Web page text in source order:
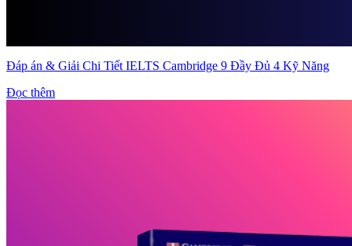
Đáp án & Giải Chi Tiết IELTS Cambridge 9 Đầy Đủ 4 Kỹ Năng
Đọc thêm